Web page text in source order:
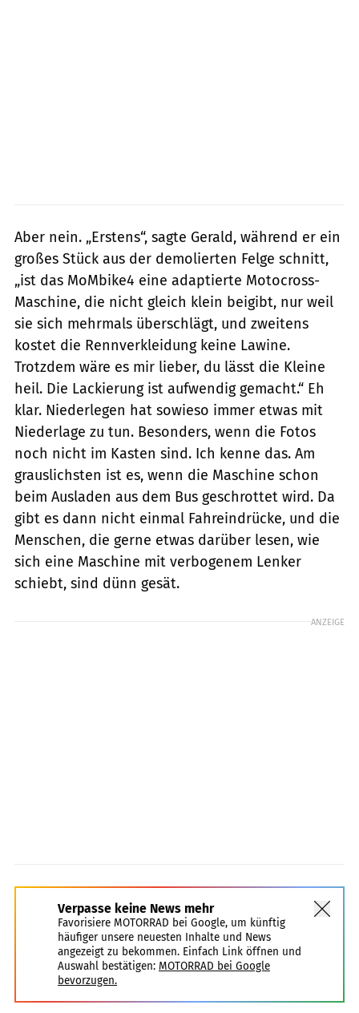
Aber nein. „Erstens“, sagte ­Gerald, während er ein
großes Stück aus der demolierten Felge schnitt,
„ist das MoMbike4 eine adaptierte Motocross-
Maschine, die nicht gleich klein beigibt, nur weil
sie sich mehrmals überschlägt, und zweitens
kostet die Rennverkleidung keine Lawine.
Trotzdem wäre es mir lieber, du lässt die Kleine
heil. Die Lackierung ist aufwendig gemacht.“ Eh
klar. Niederlegen hat sowieso immer etwas mit
Niederlage zu tun. ­Besonders, wenn die Fotos
noch nicht im Kasten sind. Ich kenne das. Am
grauslichsten ist es, wenn die Maschine schon
beim Ausladen aus dem Bus ­geschrottet wird. Da
gibt es dann nicht einmal Fahreindrücke, und die
Menschen, die gerne etwas darüber lesen, wie
sich eine Maschine mit verbogenem Lenker
schiebt, sind dünn gesät.
ANZEIGE
Verpasse keine News mehr
Favorisiere MOTORRAD bei Google, um künftig
häufiger unsere neuesten Inhalte und News
angezeigt zu bekommen. Einfach Link öffnen und
Auswahl bestätigen: MOTORRAD bei Google
bevorzugen.